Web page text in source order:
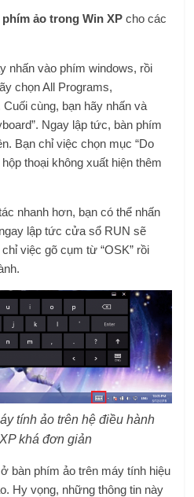
ảo trong Win XP cho các
nhấn vào phím windows, rồi
chọn All Programs,
cùng, bạn hãy nhấn và
Ngay lập tức, bàn phím
Bạn chỉ việc chọn mục “Do
thoại không xuất hiện thêm
nhanh hơn, bạn có thể nhấn
lập tức cửa sổ RUN sẽ
việc gõ cụm từ “OSK” rồi
tính ảo trên hệ điều hành
khá đơn giản
bàn phím ảo trên máy tính hiệu
Hy vọng, những thông tin này